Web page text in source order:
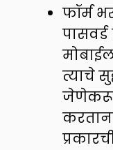
फॉर्म
त्याचे
जेणेकरून